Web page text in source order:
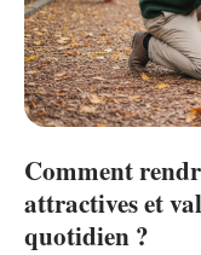
Comment
attractives et
quotidien ?